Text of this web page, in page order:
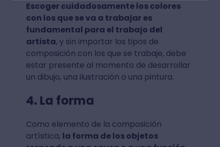
Escoger cuidadosamente los colores
con los que se va a trabajar es
fundamental para el trabajo del
artista, y sin importar los tipos de
composición con los que se trabaje, debe
estar presente al momento de desarrollar
un dibujo, una ilustración o una pintura.
4. La forma
Como elemento de la composición
artística, la forma de los objetos